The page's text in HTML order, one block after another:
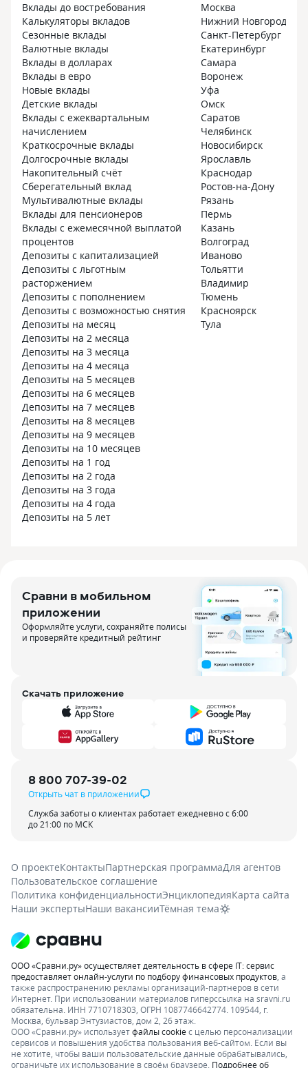
Вклады до востребования
Калькуляторы вкладов
Сезонные вклады
Валютные вклады
Вклады в долларах
Вклады в евро
Новые вклады
Детские вклады
Вклады с ежеквартальным
начислением
Краткосрочные вклады
Долгосрочные вклады
Накопительный счёт
Сберегательный вклад
Мультивалютные вклады
Вклады для пенсионеров
Вклады с ежемесячной выплатой
процентов
Депозиты с капитализацией
Депозиты с льготным
расторжением
Депозиты с пополнением
Депозиты с возможностью снятия
Депозиты на месяц
Депозиты на 2 месяца
Депозиты на 3 месяца
Депозиты на 4 месяца
Депозиты на 5 месяцев
Депозиты на 6 месяцев
Депозиты на 7 месяцев
Депозиты на 8 месяцев
Депозиты на 9 месяцев
Депозиты на 10 месяцев
Депозиты на 1 год
Депозиты на 2 года
Депозиты на 3 года
Депозиты на 4 года
Депозиты на 5 лет
Москва
Нижний Новгород
Санкт-Петербург
Екатеринбург
Самара
Воронеж
Уфа
Омск
Саратов
Челябинск
Новосибирск
Ярославль
Краснодар
Ростов-на-Дону
Рязань
Пермь
Казань
Волгоград
Иваново
Тольятти
Владимир
Тюмень
Красноярск
Тула
Сравни в мобильном
приложении
Оформляйте услуги, сохраняйте полисы
и проверяйте кредитный рейтинг
Скачать приложение
8 800 707-39-02
Открыть чат в приложении
Служба заботы о клиентах работает ежедневно с 6:00
до 21:00 по МСК
О проектеКонтактыПартнерская программаДля агентов
Пользовательское соглашение
Политика конфиденциальностиЭнциклопедияКарта сайта
Наши экспертыНаши вакансииТёмная тема
ООО «Сравни.ру» осуществляет деятельность в сфере IT: сервис
предоставляет онлайн-услуги по подбору финансовых продуктов , а
также распространению рекламы организаций-партнеров в сети
Интернет. При использовании материалов гиперссылка на sravni.ru
обязательна. ИНН 7710718303, ОГРН 1087746642774. 109544, г.
Москва, бульвар Энтузиастов, дом 2, 26 этаж.
ООО «Сравни.ру» используетфайлы cookieс целью персонализации
сервисов и повышения удобства пользования веб-сайтом. Если вы
не хотите, чтобы ваши пользовательские данные обрабатывались,
ограничьте их использование в своём браузере. Подробнее об